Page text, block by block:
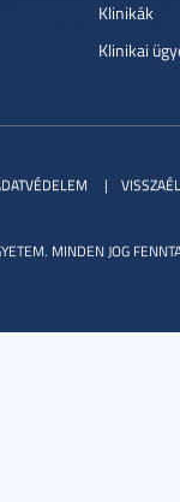
Klinikák
Klinikai
MINDEN JOG